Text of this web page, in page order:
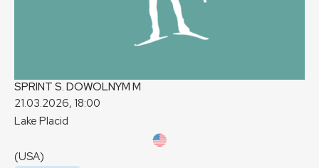
SPRINT S. DOWOLNYM M
21.03.2026, 18:00
Lake Placid
(USA)